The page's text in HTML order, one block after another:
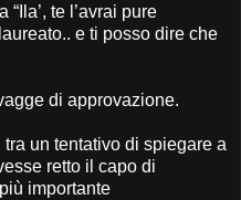
te l’avrai pure
e ti posso dire che
di approvazione.
un tentativo di spiegare a
retto il capo di
importante